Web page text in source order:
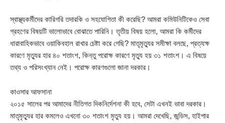
স্বাস্থ্যকর্মীদের কারিগরি তদারকি ও সহযোগিতা কী করেছি? আমরা কমিউনিটিকেও সেবা
গ্রহণের বিষয়টি ভালোভাবে বোঝাতে পারিনি। তৃতীয় বিষয় হলো, আমরা কি কর্মীদের
ধারাবাহিকভাবে ওয়াকিবহাল রাখার চেষ্টা করে গেছি? মাতৃমৃত্যুর সমীক্ষা বলছে, প্রত্যক্ষ
কারণে মৃত্যুর হার ৪০ শতাংশ, কিন্তু পরোক্ষ কারণে মৃত্যু হয় ৩১ শতাংশ। এ বিষয়ে
তথ্য ও পরিসংখ্যান নেই। পরোক্ষ কারণগুলো জানা দরকার।
কাওসার আফসানা
২০১৫ সালের পর আমাদের নীতিগত দিকনির্দেশনা কী হবে, সেটা এখনই ভাবা দরকার।
মাতৃমৃত্যুর হার কমলেও এখনো ৩০ শতাংশ মৃত্যু হয়। আমরা দেখেছি, জন্ডিস, হাইপার